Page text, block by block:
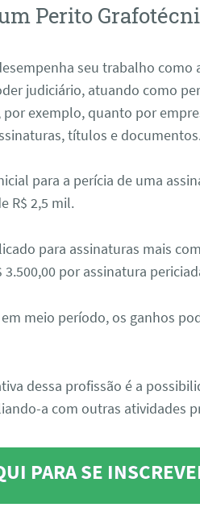
Perito
seu trabalho como
judiciário, atuando como
exemplo, quanto por
títulos e
para a perícia de uma
R$ 2,5 mil.
para assinaturas mais
3.500,00 por assinatura
meio período, os ganhos
dessa profissão é a
a com outras atividades
PARA SE